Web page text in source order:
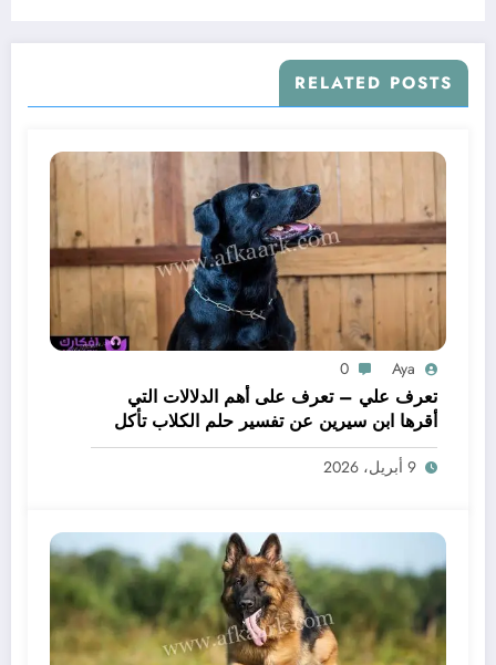
RELATED POSTS
Aya
0
تعرف علي – تعرف على أهم الدلالات التي
أقرها ابن سيرين عن تفسير حلم الكلاب تأكل
لحم – بالتفصيل
9 أبريل، 2026